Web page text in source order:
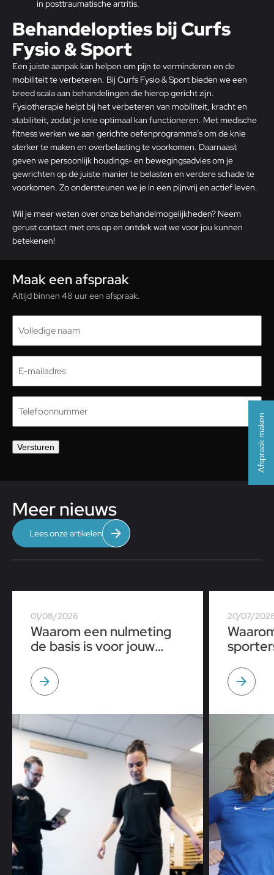
Afspraak maken
in posttraumatische artritis.
Behandelopties bij Curfs
Fysio & Sport
Een juiste aanpak kan helpen om pijn te verminderen en de
mobiliteit te verbeteren. Bij Curfs Fysio & Sport bieden we een
breed scala aan behandelingen die hierop gericht zijn.
Fysiotherapie helpt bij het verbeteren van mobiliteit, kracht en
stabiliteit, zodat je knie optimaal kan functioneren. Met medische
fitness werken we aan gerichte oefenprogramma’s om de knie
sterker te maken en overbelasting te voorkomen. Daarnaast
geven we persoonlijk houdings- en bewegingsadvies om je
gewrichten op de juiste manier te belasten en verdere schade te
voorkomen. Zo ondersteunen we je in een pijnvrij en actief leven.
Wil je meer weten over onze behandelmogelijkheden? Neem
gerustcontactmet ons op en ontdek wat we voor jou kunnen
betekenen!
Maak een afspraak
Altijd binnen 48 uur een afspraak.
mailadres
Versturen
Meer nieuws
Lees onze artikelen
01/08/2026
Waarom een nulmeting
de basis is voor jouw
20/07/
op een